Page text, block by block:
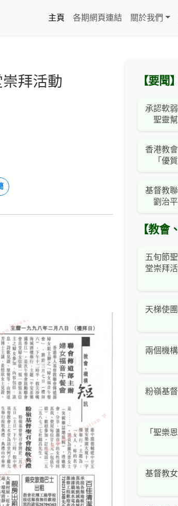
主頁
各期網頁連結 關於我們
拜活動 【要聞】
承認軟
聖靈幫
香港教
「優質
基督教
劉治平
【教會
五旬節
堂崇拜
天梯使
兩個機
粉嶺基
「聖樂
基督教